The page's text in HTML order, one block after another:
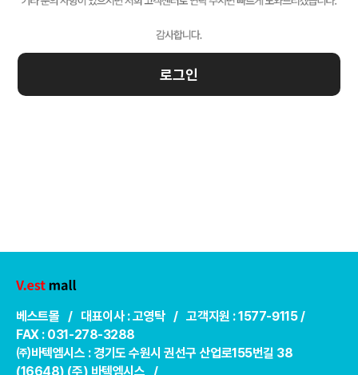
로그인
베스트몰 / 대표이사 : 고영탁 / 고객지원 : 1577-9115 /
FAX : 031-278-3288
㈜바텍엠시스 : 경기도 수원시 권선구 산업로155번길 38
(16648) (주) 바텍엠시스 /